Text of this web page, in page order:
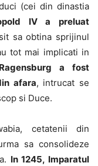
(cei din dinastia
IV a preluat
sa obtina sprijinul
tot mai implicati in
a fost
afara, intrucat se
si Duce.
cetatenii din
sa consolideze
In 1245, Imparatul